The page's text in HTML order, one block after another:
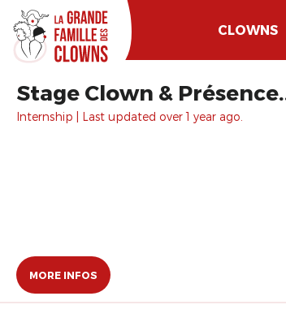
CLOWNS
Stage Clown &
Internship | Last updated over 1 year ago.
MORE INFOS